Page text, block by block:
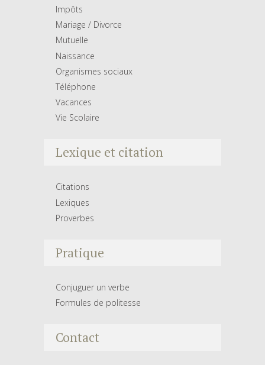
Impôts
Mariage / Divorce
Mutuelle
Naissance
Organismes sociaux
Téléphone
Vacances
Vie Scolaire
Lexique et citation
Citations
Lexiques
Proverbes
Pratique
Conjuguer un verbe
Formules de politesse
Contact